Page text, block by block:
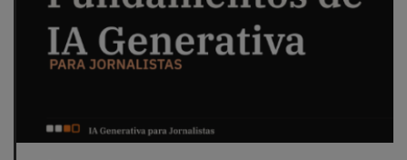
Formação
Acesso à
Liberdade de